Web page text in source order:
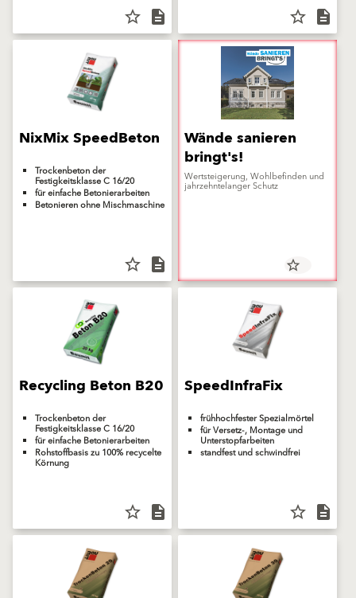
star_border description star_border description
NixMix SpeedBeton
Trockenbeton der
Festigkeitsklasse C 16/20
für einfache Betonierarbeiten
Betonieren ohne Mischmaschine
star_border description
Wände sanieren
bringt's!
Wertsteigerung, Wohlbefinden und
jahrzehntelanger Schutz
star_border
Recycling Beton B20
Trockenbeton der
Festigkeitsklasse C 16/20
für einfache Betonierarbeiten
Rohstoffbasis zu 100% recycelte
Körnung
star_border description
SpeedInfraFix
frühhochfester Spezialmörtel
für Versetz-, Montage und
Unterstopfarbeiten
standfest und schwindfrei
star_border description